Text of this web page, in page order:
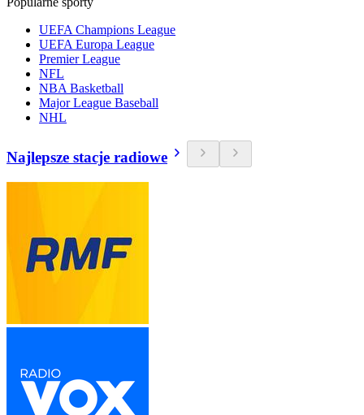
UEFA Champions League
UEFA Europa League
Premier League
NFL
NBA Basketball
Major League Baseball
NHL
Najlepsze stacje radiowe